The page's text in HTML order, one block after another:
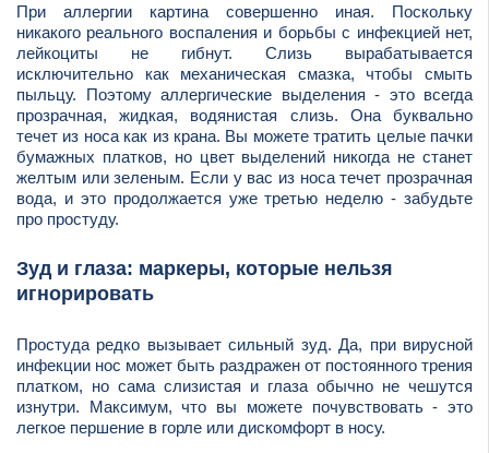
При аллергии картина совершенно иная. Поскольку
никакого реального воспаления и борьбы с инфекцией нет,
лейкоциты не гибнут. Слизь вырабатывается
исключительно как механическая смазка, чтобы смыть
пыльцу. Поэтому аллергические выделения - это всегда
прозрачная, жидкая, водянистая слизь. Она буквально
течет из носа как из крана. Вы можете тратить целые пачки
бумажных платков, но цвет выделений никогда не станет
желтым или зеленым. Если у вас из носа течет прозрачная
вода, и это продолжается уже третью неделю - забудьте
про простуду.
Зуд и глаза: маркеры, которые нельзя
игнорировать
Простуда редко вызывает сильный зуд. Да, при вирусной
инфекции нос может быть раздражен от постоянного трения
платком, но сама слизистая и глаза обычно не чешутся
изнутри. Максимум, что вы можете почувствовать - это
легкое першение в горле или дискомфорт в носу.